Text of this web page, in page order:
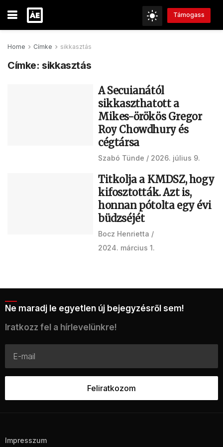
Támogass
Home Címke sikkasztás
Címke: sikkasztás
A Secuianától
sikkaszthatott a
Mikes-örökös Gregor
Roy Chowdhury és
cégtársa
Szabó Tünde 2026. július 9.
Titkolja a KMDSZ, hogy
kifosztották. Azt is,
honnan pótolta egy évi
büdzséjét
Bocz Henrietta
2024. március 1.
Ne maradj le egyetlen új bejegyzésről sem!
Iratkozz fel a hírlevelünkre!
Impresszum